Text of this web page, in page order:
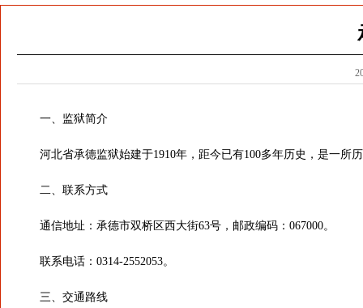
一、监狱简介
河北省承德监狱始建于1910年，距今已有100多年历史，是一所
二、联系方式
通信地址：承德市双桥区西大街63号，邮政编码：067000。
联系电话：0314-2552053。
三、交通路线